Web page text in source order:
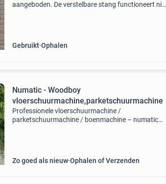
aangeboden. De verstelbare stang functioneert niet
Gebruikt Ophalen
Numatic - Woodboy
vloerschuurmachine,parketschuurmachine
Professionele vloerschuurmachine /
parketschuurmachine / boenmachine – numatic
Zo goed als nieuw Ophalen of Verzenden